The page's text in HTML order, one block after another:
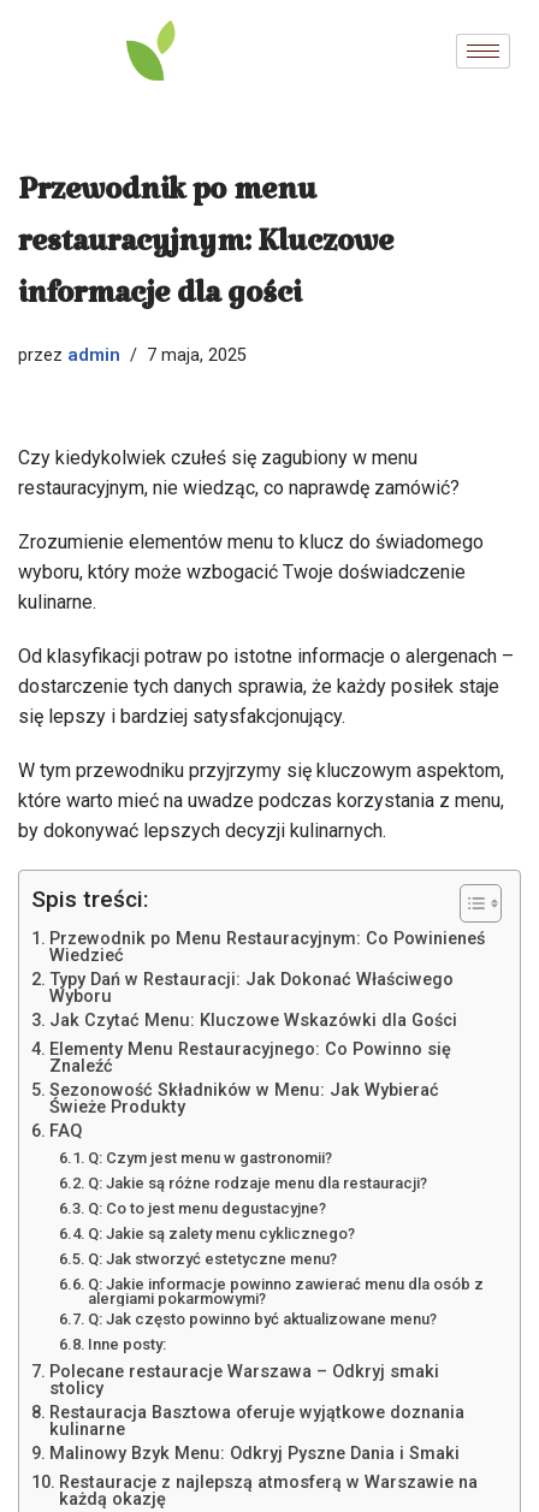
Przewodnik po menu
restauracyjnym: Kluczowe
informacje dla gości
przez admin 7 maja, 2025
Czy kiedykolwiek czułeś się zagubiony w menu
restauracyjnym, nie wiedząc, co naprawdę zamówić?
Zrozumienie elementów menu to klucz do świadomego
wyboru, który może wzbogacić Twoje doświadczenie
kulinarne.
Od klasyfikacji potraw po istotne informacje o alergenach –
dostarczenie tych danych sprawia, że każdy posiłek staje
się lepszy i bardziej satysfakcjonujący.
W tym przewodniku przyjrzymy się kluczowym aspektom,
które warto mieć na uwadze podczas korzystania z menu,
by dokonywać lepszych decyzji kulinarnych.
Spis treści:
Przewodnik po Menu Restauracyjnym: Co Powinieneś
Wiedzieć
Typy Dań w Restauracji: Jak Dokonać Właściwego
Wyboru
Jak Czytać Menu: Kluczowe Wskazówki dla Gości
Elementy Menu Restauracyjnego: Co Powinno się
Znaleźć
Sezonowość Składników w Menu: Jak Wybierać
Świeże Produkty
FAQ
Q: Czym jest menu w gastronomii?
Q: Jakie są różne rodzaje menu dla restauracji?
Q: Co to jest menu degustacyjne?
Q: Jakie są zalety menu cyklicznego?
Q: Jak stworzyć estetyczne menu?
Q: Jakie informacje powinno zawierać menu dla osób z
alergiami pokarmowymi?
Q: Jak często powinno być aktualizowane menu?
Inne posty:
Polecane restauracje Warszawa – Odkryj smaki
stolicy
Restauracja Basztowa oferuje wyjątkowe doznania
kulinarne
Malinowy Bzyk Menu: Odkryj Pyszne Dania i Smaki
Restauracje z najlepszą atmosferą w Warszawie na
każdą okazję